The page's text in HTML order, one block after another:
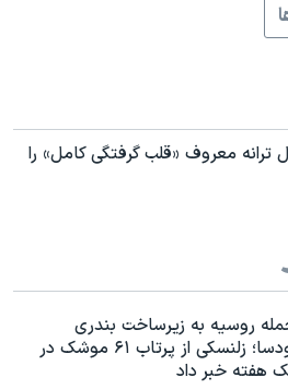
ترانه معروف «قلب گرفتگی کامل» را
روسیه به زیرساخت بندری
اودسا؛ زلنسکی از پرتاب ۶۱ موشک در
هفته خبر داد